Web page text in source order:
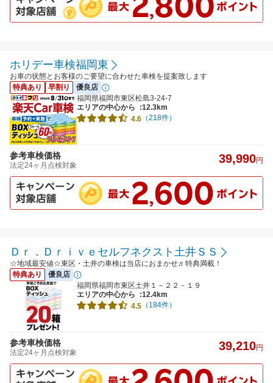
ホリデー車検福岡東
お車の状態とお客様のご要望に合わせた車検を提案致します
特典あり
早割り
優良店
福岡県福岡市東区松島3-24-7
エリアの中心から
:12.3km
4.6 （218件）
参考車検価格
法定24ヶ月点検対象 39,990円
Ｄｒ．Ｄｒｉｖｅセルフネクスト土井ＳＳ
☆地域最安値☆東区・土井の車検は当店におまかせ♬特典満載！
特典あり
優良店
福岡県福岡市東区土井１－２２－１９
エリアの中心から
:12.4km
4.5 （184件）
参考車検価格
法定24ヶ月点検対象 39,210円